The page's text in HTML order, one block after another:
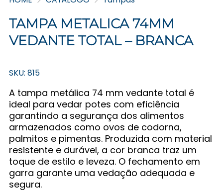
TAMPA METALICA 74MM
VEDANTE TOTAL – BRANCA
SKU: 815
A tampa metálica 74 mm vedante total é
ideal para vedar potes com eficiência
garantindo a segurança dos alimentos
armazenados como ovos de codorna,
palmitos e pimentas. Produzida com material
resistente e durável, a cor branca traz um
toque de estilo e leveza. O fechamento em
garra garante uma vedação adequada e
segura.